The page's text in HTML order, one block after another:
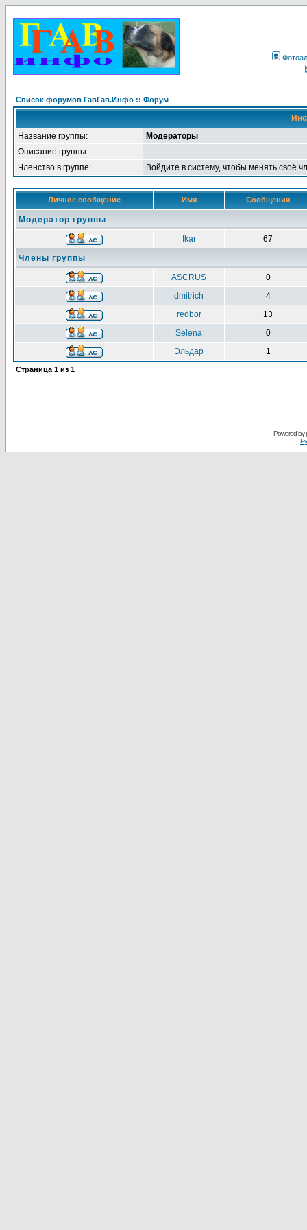
Список форумов ГавГав.Инфо :: Форум
Название группы:
Модераторы
Описание группы:
Членство в группе:
Войдите в систему, чтобы менять своё
Личное сообщение Имя Сообщения
Модератор группы
Ikar
67
Члены группы
ASCRUS
0
dmitrich
4
redbor
13
Selena
0
Эльдар
1
Страница 1 из 1
Powered by